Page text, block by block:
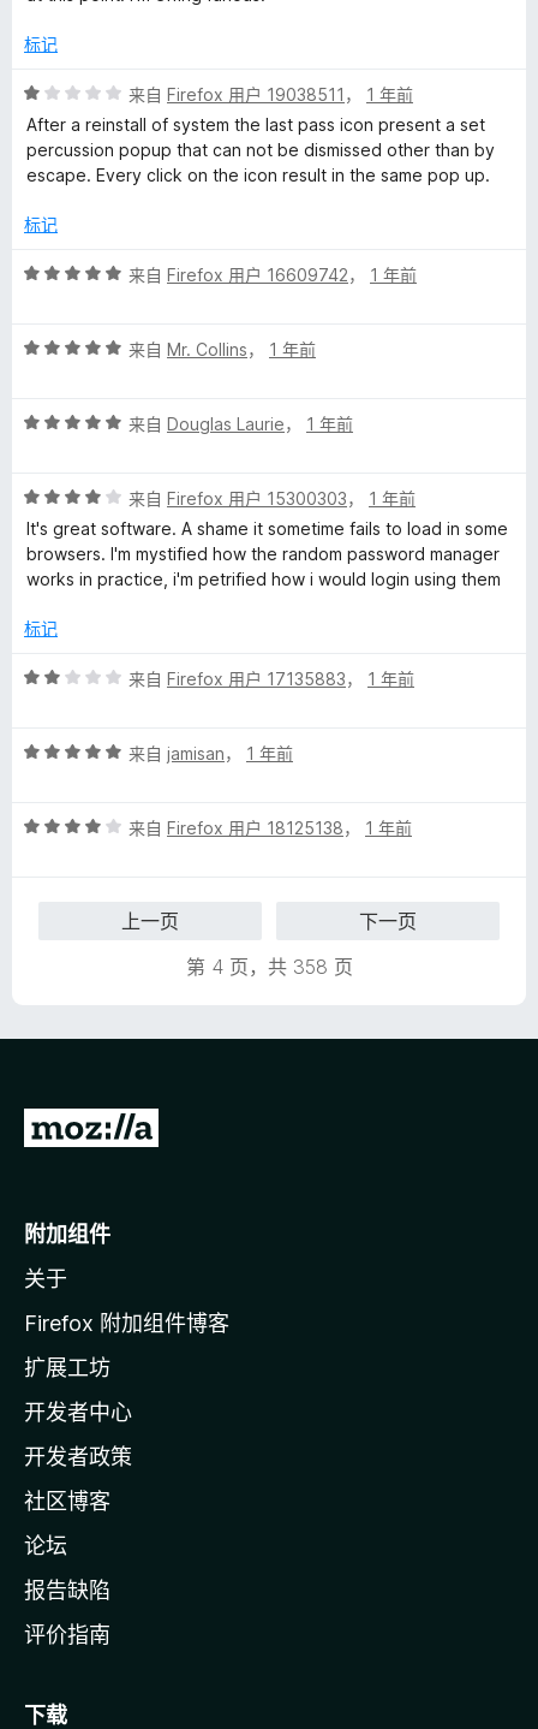
标记
评
分
1
/
来自 Firefox 用户 19038511 ， 1 年前
After a reinstall of system the last pass icon present a set
percussion popup that can not be dismissed other than by
escape. Every click on the icon result in the same pop up.
标记
评
/
来自 Firefox 用户 16609742， 1 年前
评
/
来自 Mr. Collins， 1 年前
评
/
5
来自 Douglas Laurie， 1 年前
评
分
4
/
来自 Firefox 用户 15300303， 1 年前
It's great software. A shame it sometime fails to load in some
browsers. I'm mystified how the random password manager
works in practice, i'm petrified how i would login using them
标记
评
/
来自 Firefox 用户 17135883， 1 年前
评
/
来自 jamisan， 1 年前
评
来自 Firefox 用户 18125138， 1 年前
上一页
下一页
第 4 页，共 358 页
转
o
i
l
a
主
页
附加组件
关于
Firefox 附加组件博客
扩展工坊
开发者中心
开发者政策
社区博客
论坛
报告缺陷
评价指南
下载